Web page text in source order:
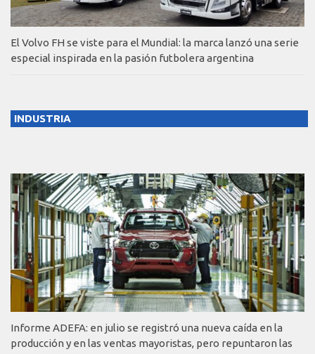
El Volvo FH se viste para el Mundial: la marca lanzó una serie
especial inspirada en la pasión futbolera argentina
INDUSTRIA
Informe ADEFA: en julio se registró una nueva caída en la
producción y en las ventas mayoristas, pero repuntaron las